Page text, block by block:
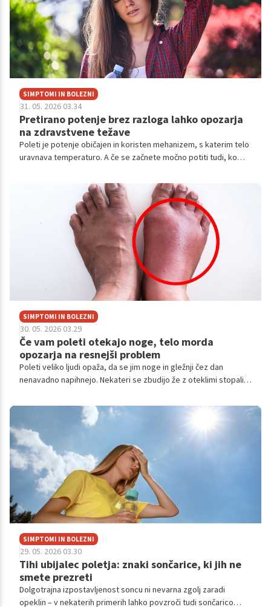
SIMPTOMI IN BOLEZNI
31. 05. 2026 03.34
Pretirano potenje brez razloga lahko opozarja
na zdravstvene težave
Poleti je potenje običajen in koristen mehanizem, s katerim telo
uravnava temperaturo. A če se začnete močno potiti tudi, ko
SIMPTOMI IN BOLEZNI
30. 05. 2026 03.29
Če vam poleti otekajo noge, telo morda
opozarja na resnejši problem
Poleti veliko ljudi opaža, da se jim noge in gležnji čez dan
nenavadno napihnejo. Nekateri se zbudijo že z oteklimi stopali,
celo boleče.
SIMPTOMI IN BOLEZNI
29. 05. 2026 03.30
Tihi ubijalec poletja: znaki sončarice, ki jih ne
smete prezreti
Dolgotrajna izpostavljenost soncu ni nevarna zgolj zaradi
opeklin – v nekaterih primerih lahko povzroči tudi sončarico